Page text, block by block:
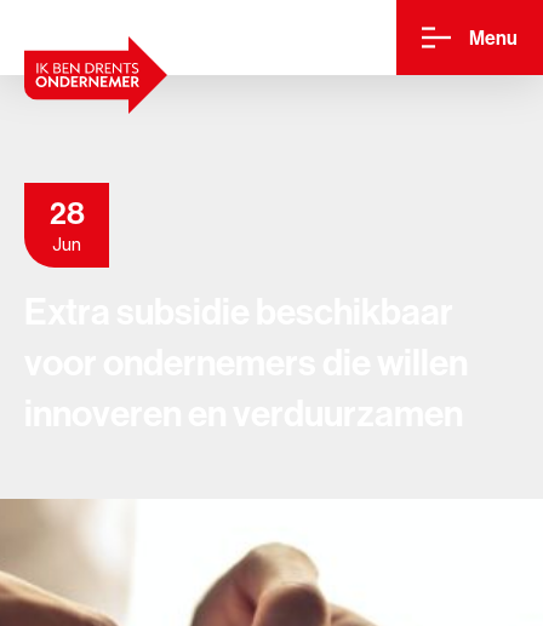
Menu
28
Jun
De subsidieregeling MKB Advies Voucher van
de provincie Drenthe is bedoeld voor